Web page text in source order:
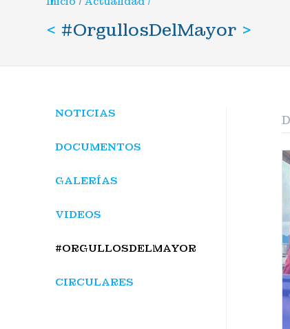
< #OrgullosDelMayor >
NOTICIAS
DOCUMENTOS
GALERÍAS
VIDEOS
#ORGULLOSDELMAYOR
CIRCULARES